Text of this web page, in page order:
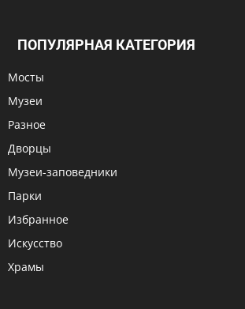
ПОПУЛЯРНАЯ КАТЕГОРИЯ
Мосты
Музеи
Разное
Дворцы
Музеи-заповедники
Парки
Избранное
Искусство
Храмы